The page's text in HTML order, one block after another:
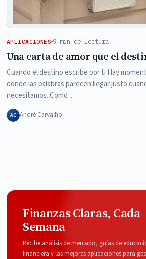
APLICACIONES 9 min de lectura
Una carta de amor que el
Cuando el destino escribe por ti Hay
donde las palabras parecen llegar justo
necesitamos. Como…
AC André Carvalho
Finanzas Claras, Cada
Semana
Recibe análisis de mercado, guías de
financiera y las mejores aplicaciones para